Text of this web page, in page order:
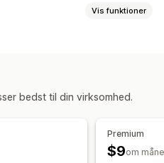
Vis funktioner
bedst til din virksomhed.
Premium
$9om